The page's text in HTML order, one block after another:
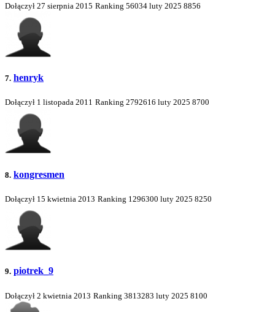
Dołączył 27 sierpnia 2015 Ranking 56034 luty 2025 8856
7. henryk
Dołączył 1 listopada 2011 Ranking 2792616 luty 2025 8700
8. kongresmen
Dołączył 15 kwietnia 2013 Ranking 1296300 luty 2025 8250
9. piotrek_9
Dołączył 2 kwietnia 2013 Ranking 3813283 luty 2025 8100